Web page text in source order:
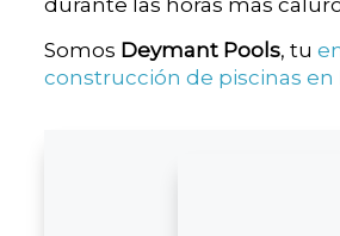
Somos Deymant Pools, tu
construcción de piscinas en